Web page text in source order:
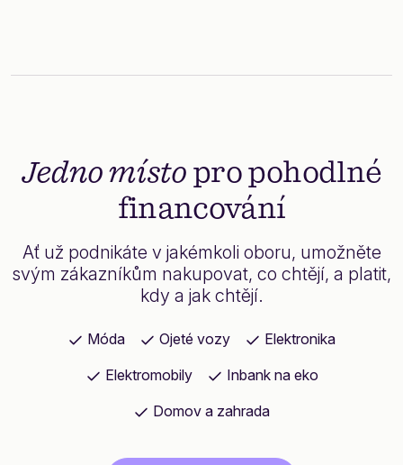
Jedno místo pro pohodlné
financování
Ať už podnikáte v jakémkoli oboru, umožněte
svým zákazníkům nakupovat, co chtějí, a platit,
kdy a jak chtějí.
Móda Ojeté vozy
Elektronika
Elektromobily
Inbank na eko
Domov a zahrada